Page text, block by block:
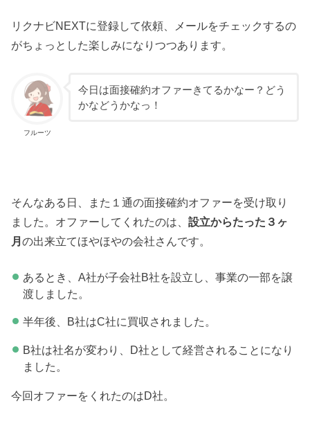
リクナビNEXTに登録して依頼、メールをチェックするの
がちょっとした楽しみになりつつあります。
フルーツ
今日は面接確約オファーきてるかなー？どう
かなどうかなっ！
そんなある日、また１通の面接確約オファーを受け取り
ました。オファーしてくれたのは、設立からたった３ヶ
月の出来立てほやほやの会社さんです。
あるとき、A社が子会社B社を設立し、事業の一部を譲
渡しました。
半年後、B社はC社に買収されました。
B社は社名が変わり、D社として経営されることになり
ました。
今回オファーをくれたのはD社。